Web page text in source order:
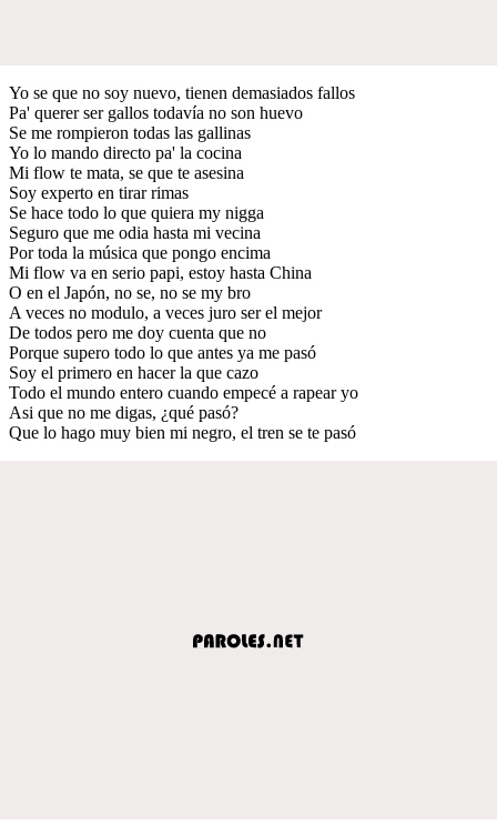
Yo se que no soy nuevo, tienen demasiados fallos
Pa' querer ser gallos todavía no son huevo
Se me rompieron todas las gallinas
Yo lo mando directo pa' la cocina
Mi flow te mata, se que te asesina
Soy experto en tirar rimas
Se hace todo lo que quiera my nigga
Seguro que me odia hasta mi vecina
Por toda la música que pongo encima
Mi flow va en serio papi, estoy hasta China
O en el Japón, no se, no se my bro
A veces no modulo, a veces juro ser el mejor
De todos pero me doy cuenta que no
Porque supero todo lo que antes ya me pasó
Soy el primero en hacer la que cazo
Todo el mundo entero cuando empecé a rapear yo
Asi que no me digas, ¿qué pasó?
Que lo hago muy bien mi negro, el tren se te pasó